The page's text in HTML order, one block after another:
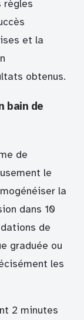
règles
et la
obtenus.
bain de
de
le
la
dans 10
de
graduée ou
les
2 minutes